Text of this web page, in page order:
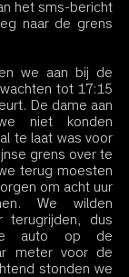
het sms-bericht
naar de grens
we aan bij de
tot 17:15
De dame aan
niet konden
te laat was voor
grens over te
terug moesten
om acht uur
We wilden
terugrijden, dus
auto op de
meter voor de
stonden we